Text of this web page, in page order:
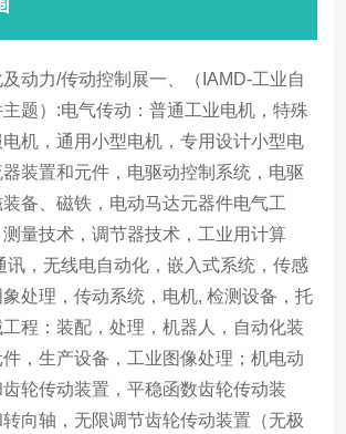
动力/传动控制展一、（IAMD-工业自
题）:电气传动：普通工业电机，特殊
机，通用小型电机，专用设计小型电
装置和元件，电驱动控制系统，电驱
备、磁铁，电动马达元器件电气工
量技术，调节器技术，工业用计算
讯，无线电自动化，嵌入式系统，传感
处理，传动系统，电机, 检测设备，托
程：装配，处理，机器人，自动化装
，生产设备，工业图像处理；机电动
轮传动装置，平稳函数齿轮传动装
向轴，无限调节齿轮传动装置（无极